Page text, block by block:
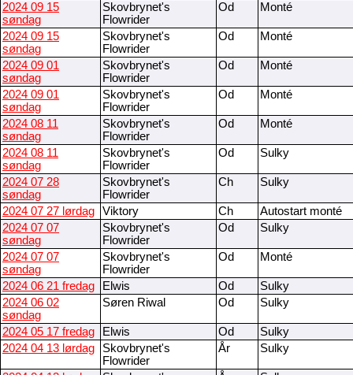
2024 09 15
søndag
Skovbrynet's
Flowrider
Od Monté
2024 09 15
søndag
Skovbrynet's
Flowrider
Od Monté
2024 09 01
søndag
Skovbrynet's
Flowrider
Od Monté
2024 09 01
søndag
Skovbrynet's
Flowrider
Od Monté
2024 08 11
søndag
Skovbrynet's
Flowrider
Od Monté
2024 08 11
søndag
Skovbrynet's
Flowrider
Od Sulky
2024 07 28
søndag
Skovbrynet's
Flowrider
Ch Sulky
2024 07 27 lørdag Viktory Ch
Autostart monté
2024 07 07
søndag
Skovbrynet's
Flowrider
Od Sulky
2024 07 07
søndag
Skovbrynet's
Flowrider
Od Monté
2024 06 21 fredag Elwis Od
Sulky
2024 06 02
søndag
Søren Riwal Od Sulky
2024 05 17 fredag Elwis Od
Sulky
2024 04 13 lørdag
Skovbrynet's
Flowrider
År Sulky